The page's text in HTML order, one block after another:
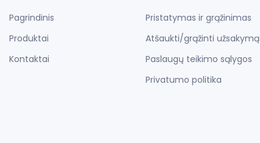
Pagrindinis
Produktai
Kontaktai
Pristatymas ir grąžinimas
Atšaukti/grąžinti užsakymą
Paslaugų teikimo sąlygos
Privatumo politika